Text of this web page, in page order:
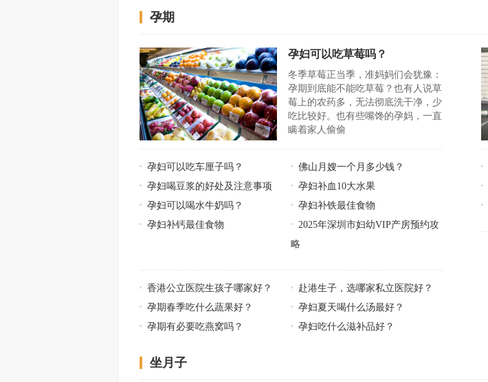
孕期
孕妇可以吃草莓吗？
冬季草莓正当季，准妈妈们会犹豫：
孕期到底能不能吃草莓？也有人说草
莓上的农药多，无法彻底洗干净，少
吃比较好。也有些嘴馋的孕妈，一直
瞒着家人偷偷
孕妇可以吃车厘子吗？
佛山月嫂一个月多少钱？
孕妇喝豆浆的好处及注意事项
孕妇补血10大水果
孕妇可以喝水牛奶吗？
孕妇补铁最佳食物
孕妇补钙最佳食物
2025年深圳市妇幼VIP产房预约攻
略
香港公立医院生孩子哪家好？
赴港生子，选哪家私立医院好？
孕期春季吃什么蔬果好？
孕妇夏天喝什么汤最好？
孕期有必要吃燕窝吗？
孕妇吃什么滋补品好？
坐月子